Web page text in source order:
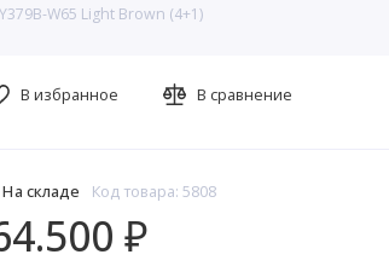
W65 Light Brown (4+1)
На складе Код товара: 5808
₽
В избранное В сравнение